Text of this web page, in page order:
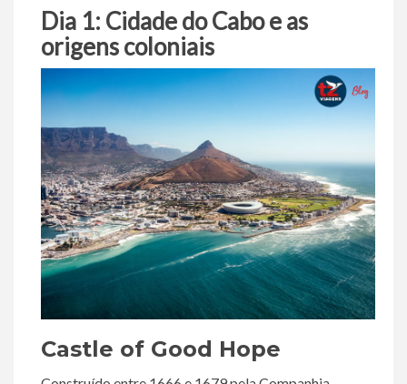
Dia 1: Cidade do Cabo e as
origens coloniais
Castle of Good Hope